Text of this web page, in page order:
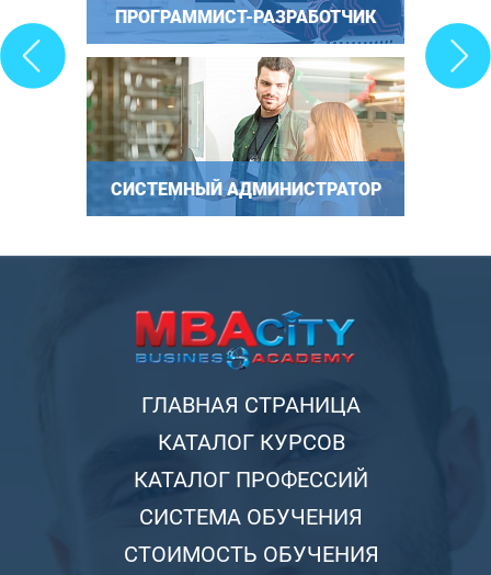
ПРОГРАММИСТ-РАЗРАБОТЧИК
СИСТЕМНЫЙ АДМИНИСТРАТОР
ГЛАВНАЯ СТРАНИЦА
КАТАЛОГ КУРСОВ
КАТАЛОГ ПРОФЕССИЙ
СИСТЕМА ОБУЧЕНИЯ
СТОИМОСТЬ ОБУЧЕНИЯ